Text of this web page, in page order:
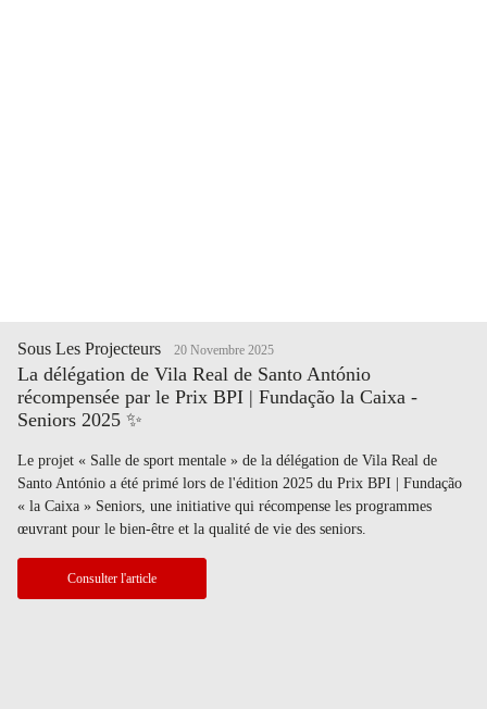
Sous Les Projecteurs 20 Novembre 2025
La délégation de Vila Real de Santo António
récompensée par le Prix BPI | Fundação la Caixa -
Seniors 2025 ✨
Le projet « Salle de sport mentale » de la délégation de Vila Real de
Santo António a été primé lors de l'édition 2025 du Prix BPI | Fundação
« la Caixa » Seniors, une initiative qui récompense les programmes
œuvrant pour le bien-être et la qualité de vie des seniors.
Consulter l'article